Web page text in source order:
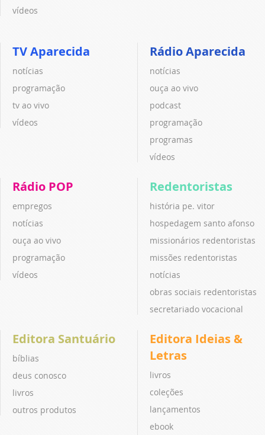
vídeos
TV Aparecida
notícias
programação
tv ao vivo
vídeos
Rádio Aparecida
notícias
ouça ao vivo
podcast
programação
programas
vídeos
Rádio POP
empregos
notícias
ouça ao vivo
programação
vídeos
Redentoristas
história pe. vitor
hospedagem santo afonso
missionários redentoristas
missões redentoristas
notícias
obras sociais redentoristas
secretariado vocacional
Editora Santuário
bíblias
deus conosco
livros
outros produtos
Editora Ideias &
Letras
livros
coleções
lançamentos
ebook